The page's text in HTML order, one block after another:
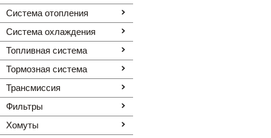
Система отопления
Система охлаждения
Топливная система
Тормозная система
Трансмиссия
Фильтры
Хомуты